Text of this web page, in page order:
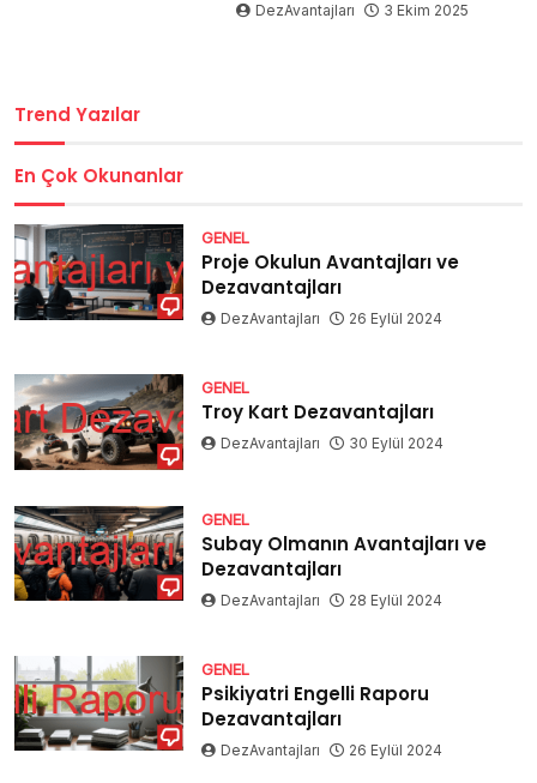
DezAvantajları 3 Ekim 2025
Trend Yazılar
En Çok Okunanlar
GENEL
Proje Okulun Avantajları ve
Dezavantajları
DezAvantajları 26 Eylül 2024
GENEL
Troy Kart Dezavantajları
DezAvantajları 30 Eylül 2024
GENEL
Subay Olmanın Avantajları ve
Dezavantajları
DezAvantajları 28 Eylül 2024
GENEL
Psikiyatri Engelli Raporu
Dezavantajları
DezAvantajları 26 Eylül 2024